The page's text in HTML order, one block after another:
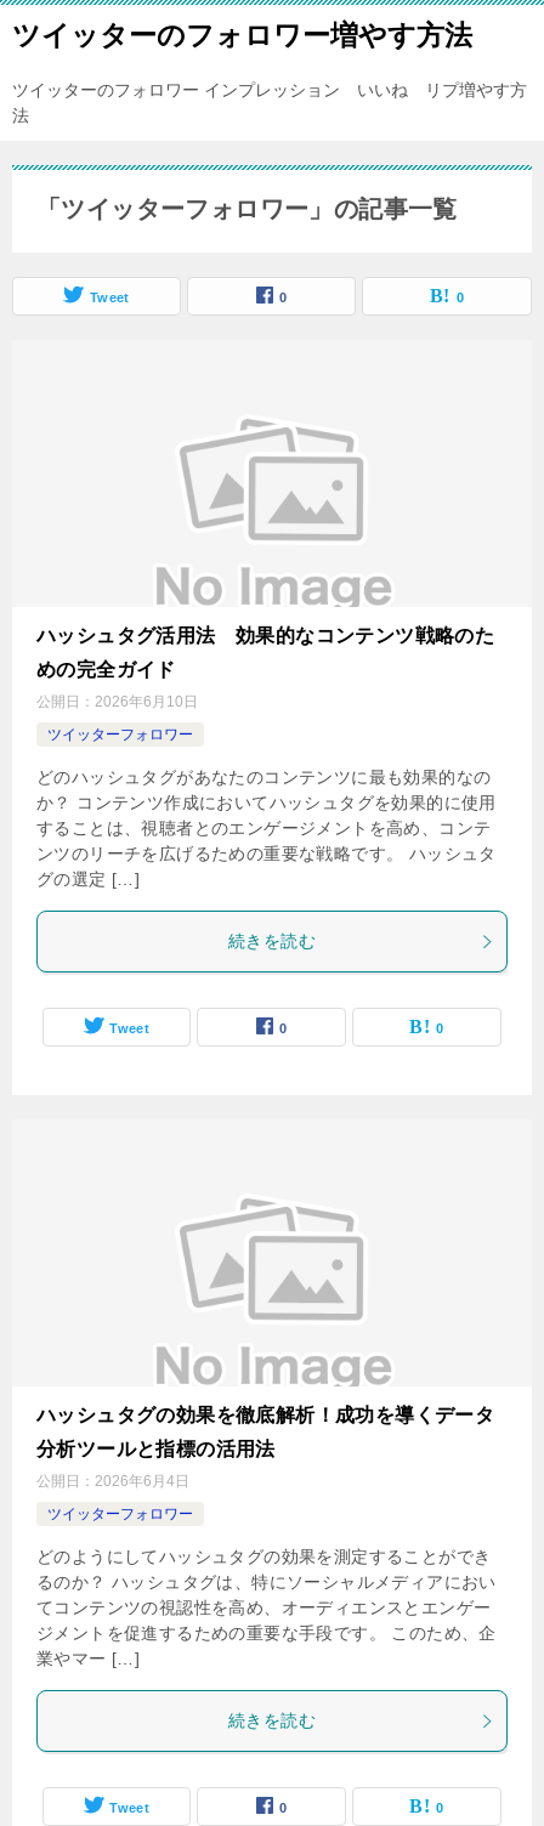
ツイッターのフォロワー増やす方法
ツイッターのフォロワー インプレッション いいね リプ増やす方
法
「ツイッターフォロワー」の記事一覧
Tweet 0 0
ハッシュタグ活用法 効果的なコンテンツ戦略のた
めの完全ガイド
公開日： 2026年6月10日
ツイッターフォロワー
どのハッシュタグがあなたのコンテンツに最も効果的なの
か？ コンテンツ作成においてハッシュタグを効果的に使用
することは、視聴者とのエンゲージメントを高め、コンテ
ンツのリーチを広げるための重要な戦略です。 ハッシュタ
グの選定 […]
続きを読む
Tweet 0 0
ハッシュタグの効果を徹底解析！成功を導くデータ
分析ツールと指標の活用法
公開日： 2026年6月4日
ツイッターフォロワー
どのようにしてハッシュタグの効果を測定することができ
るのか？ ハッシュタグは、特にソーシャルメディアにおい
てコンテンツの視認性を高め、オーディエンスとエンゲー
ジメントを促進するための重要な手段です。 このため、企
業やマー […]
続きを読む
Tweet 0 0